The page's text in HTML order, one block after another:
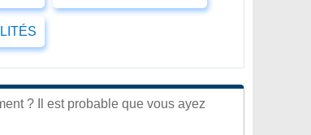
? Il est probable que vous ayez